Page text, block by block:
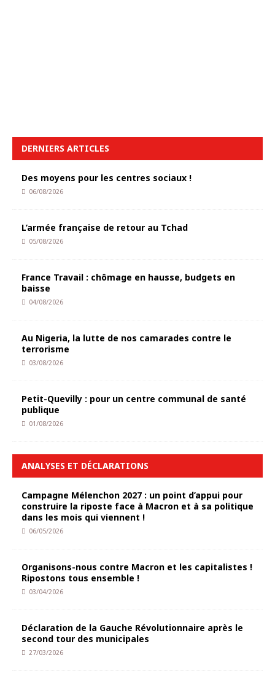
DERNIERS ARTICLES
Des moyens pour les centres sociaux !
06/08/2026
L’armée française de retour au Tchad
05/08/2026
France Travail : chômage en hausse, budgets en
baisse
04/08/2026
Au Nigeria, la lutte de nos camarades contre le
terrorisme
03/08/2026
Petit-Quevilly : pour un centre communal de santé
publique
01/08/2026
ANALYSES ET DÉCLARATIONS
Campagne Mélenchon 2027 : un point d’appui pour
construire la riposte face à Macron et à sa politique
dans les mois qui viennent !
06/05/2026
Organisons-nous contre Macron et les capitalistes !
Ripostons tous ensemble !
03/04/2026
Déclaration de la Gauche Révolutionnaire après le
second tour des municipales
27/03/2026